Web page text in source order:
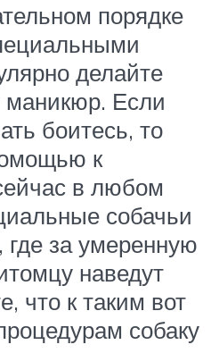
порядке
делайте
маникюр. Если
боитесь, то
к
в любом
собачьи
где за умеренную
наведут
что к таким вот
собаку